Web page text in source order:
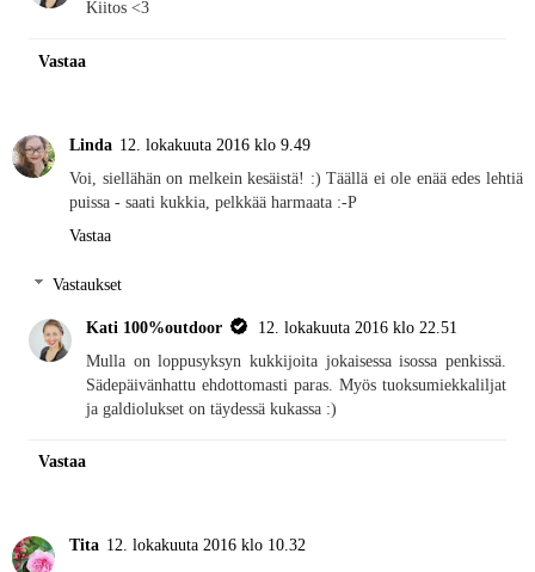
Kiitos <3
Vastaa
Linda 12. lokakuuta 2016 klo 9.49
Voi, siellähän on melkein kesäistä! :) Täällä ei ole enää edes lehtiä
puissa - saati kukkia, pelkkää harmaata :-P
Vastaa
Vastaukset
Kati 100%outdoor
12. lokakuuta 2016 klo 22.51
Mulla on loppusyksyn kukkijoita jokaisessa isossa penkissä.
Sädepäivänhattu ehdottomasti paras. Myös tuoksumiekkaliljat
ja galdiolukset on täydessä kukassa :)
Vastaa
Tita 12. lokakuuta 2016 klo 10.32